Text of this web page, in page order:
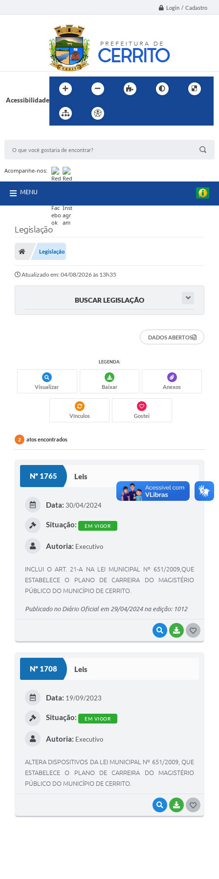
Login / Cadastro
Acessibilidade
Acompanhe-nos:
MENU
Legislação
Legislação
Atualizado em: 04/08/2026 às 13h35
BUSCAR LEGISLAÇÃO
DADOS ABERTOS
LEGENDA:
Visualizar Baixar Anexos
Vínculos Gostei
2 atos encontrados
Nº 1765 Leis
VISUALIZAR
BAIXAR
Data: 30/04/2024
Situação: EM VIGOR
Autoria: Executivo
INCLUI O ART. 21-A NA LEI MUNICIPAL Nº 651/2009,QUE
ESTABELECE O PLANO DE CARREIRA DO MAGISTÉRIO
PÚBLICO DO MUNICÍPIO DE CERRITO.
Publicado no Diário Oficial em 29/04/2024 na edição: 1012
Nº 1708 Leis
VISUALIZAR
BAIXAR
Data: 19/09/2023
Situação: EM VIGOR
Autoria: Executivo
ALTERA DISPOSITIVOS DA LEI MUNICIPAL Nº 651/2009, QUE
ESTABELECE O PLANO DE CARREIRA DO MAGISTÉRIO
PÚBLICO DO MUNICÍPIO DE CERRITO.